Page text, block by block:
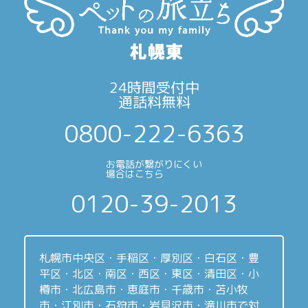
24時間受付中
通話料無料
0800-222-6363
お電話が繋がりにくい
場合はこちら
0120-39-2013
札幌市中央区・手稲区・厚別区・白石区・豊
平区・北区・南区・西区・東区・清田区・小
樽市・北広島市・恵庭市・千歳市・苫小牧